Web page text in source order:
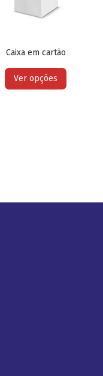
Caixa em cartão
Ver opções